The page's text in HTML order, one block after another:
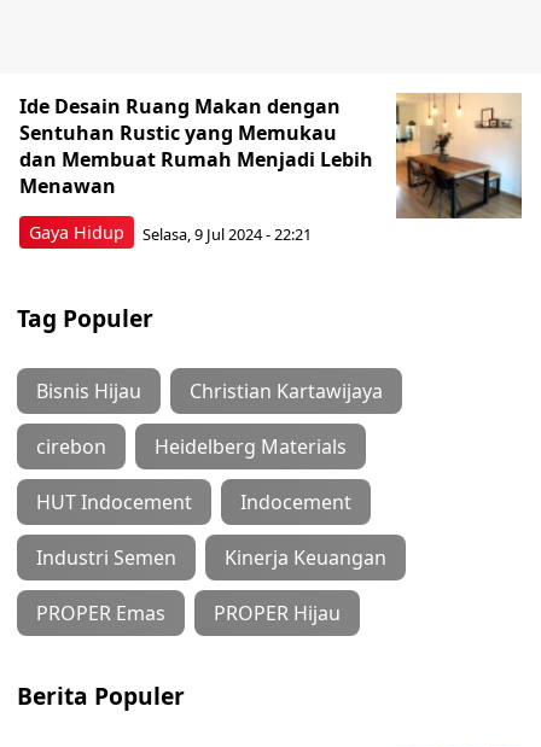
Gaya Hidup
Ide Desain Ruang Makan dengan
Sentuhan Rustic yang Memukau
dan Membuat Rumah Menjadi Lebih
Menawan
Selasa, 9 Jul 2024 - 22:21
Tag Populer
Bisnis Hijau Christian Kartawijaya
cirebon Heidelberg Materials
HUT Indocement Indocement
Industri Semen Kinerja Keuangan
PROPER Emas PROPER Hijau
Berita Populer